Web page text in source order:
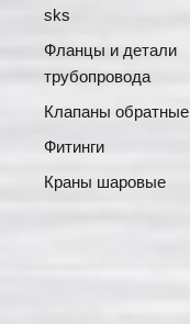
sks
Фланцы и детали
трубопровода
Клапаны обратные
Фитинги
Краны шаровые